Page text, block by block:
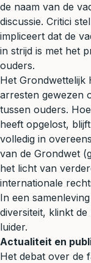
de naam van de
discussie. Critici
impliceert dat de
in strijd is met het
ouders.
Het Grondwettelijk
arresten gewezen
tussen ouders.
heeft opgelost,
volledig in
van de Grondwet
het licht van
internationale
In een
diversiteit, klinkt
luider.
Actualiteit en
Het debat over de